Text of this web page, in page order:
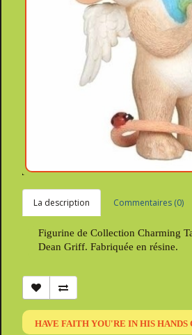
La description Commentaires (0)
Figurine de Collection Charming
Dean Griff. Fabriquée en résine.
HAVE FAITH YOU'RE IN HIS